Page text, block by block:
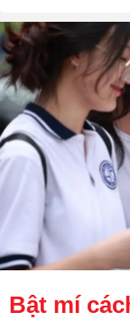
Bật mí